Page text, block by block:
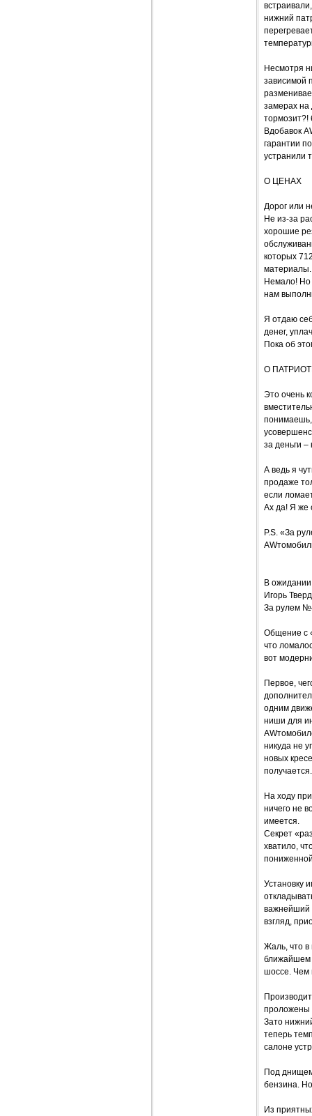
нижний
Несмотря
зависимой
замерах на
тормозит?!
Вдобавок
гарантии
устранили
О ЦЕНАХ
Дорог или
Не из-за
хорошие
которых
материалы.
Немало! Но
нам
Я отдаю
денег,
Пока об
О
Это очень
понимаешь,
за деньги –
А ведь я
продаже
если
Ах да! Я же
P.S. «За
В
Игорь
За рулем
Общение с
что
вот
Первое,
одним
ниши для
никуда не
новых
На ходу
ничего не
имеется.
Секрет
хватило,
Установку
важнейший
взгляд,
Жаль, что в
ближайшем
шоссе. Чем
проложены
Зато
теперь
салоне
Под днищем
бензина.
Из